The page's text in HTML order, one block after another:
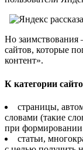
Но
сайтов, которые
контент».
К категории
страницы,
словами (такие
при формировании
статьи,